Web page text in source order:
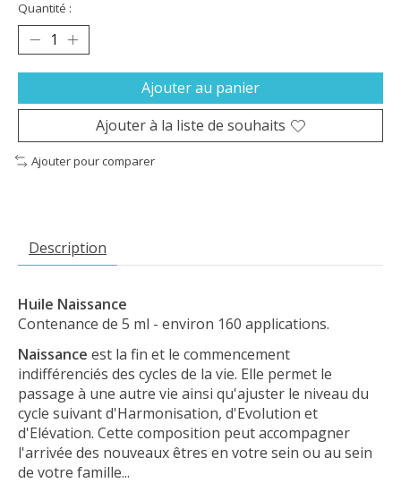
Quantité :
Ajouter au panier
Ajouter à la liste de souhaits
Ajouter pour comparer
Description
Huile Naissance
Contenance de 5 ml - environ 160 applications.
Naissance est la fin et le commencement
indifférenciés des cycles de la vie. Elle permet le
passage à une autre vie ainsi qu'ajuster le niveau du
cycle suivant d'Harmonisation, d'Evolution et
d'Elévation. Cette composition peut accompagner
l'arrivée des nouveaux êtres en votre sein ou au sein
de votre famille...